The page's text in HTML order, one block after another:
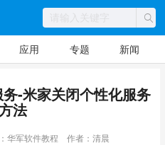
应用 专题 新闻
-米家关闭个性化服务
法
华军软件教程 作者：清晨